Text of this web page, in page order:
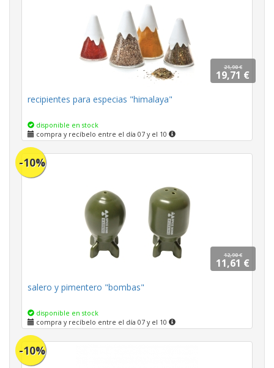
21,90 €
19,71 €
recipientes para especias "himalaya"
disponible en stock
compra y recíbelo entre el día 07 y el 10
-10%
12,90 €
11,61 €
salero y pimentero "bombas"
disponible en stock
compra y recíbelo entre el día 07 y el 10
-10%